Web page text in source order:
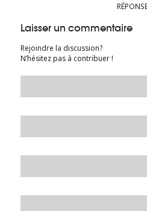
Laisser un commentaire
Rejoindre la discussion?
N’hésitez pas à contribuer !